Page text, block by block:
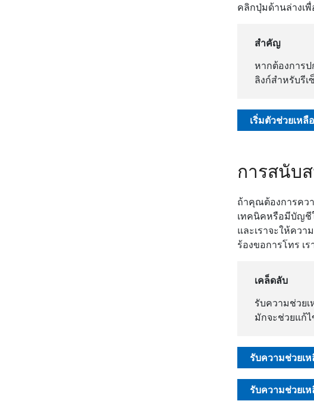
คลิกปุ่มด้านล่างเพื่
สำคัญ
หากต้องการ
ลิงก์สำหรับรี
เริ่มตัวช่วยเหลื
การสนับ
ถ้าคุณต้องการคว
เทคนิคหรือมีบัญชี
และเราจะให้คว
ร้องขอการโทร เ
เคล็ดลับ
รับความช่วย
มักจะช่วยแก้
รับความช่วยเ
รับความช่วยเ